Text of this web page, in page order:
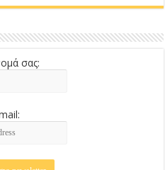
σας: